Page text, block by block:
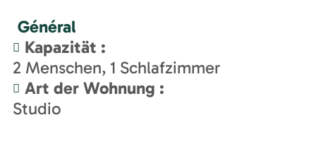
Général
Kapazität :
2 Menschen 1 Schlafzimmer
Art der Wohnung :
Studio